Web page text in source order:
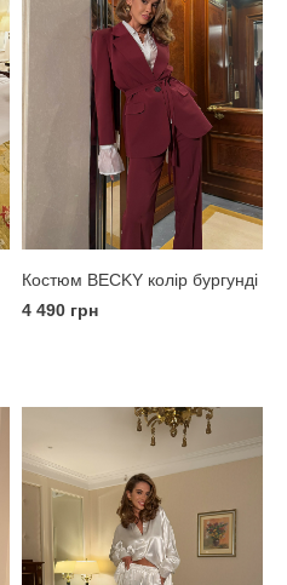
Костюм BECKY колір бургунді
4 490 грн